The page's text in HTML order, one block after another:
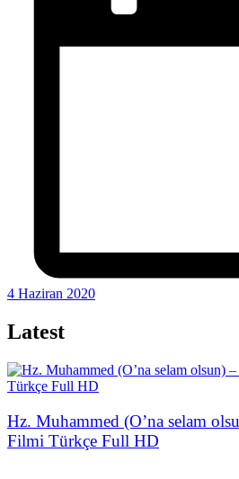
4 Haziran 2020
Latest
Hz. Muhammed (O’na selam
Filmi Türkçe Full HD